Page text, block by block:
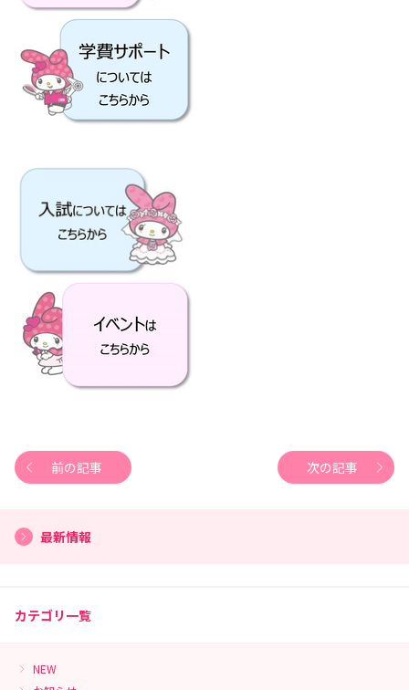
前の記事 次の記事
最新情報
カテゴリ一覧
NEW